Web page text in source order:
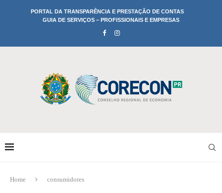
PORTAL DA TRANSPARÊNCIA E PRESTAÇÃO DE CONTAS
GUIA DE SERVIÇOS – PROFISSIONAIS E EMPRESAS
Home consumidores